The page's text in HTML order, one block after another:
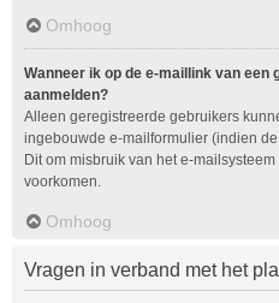
Omhoog
Wanneer ik op de e-maillink van een
aanmelden?
Alleen geregistreerde gebruikers
ingebouwde e-mailformulier (indien
Dit om misbruik van het e-
voorkomen.
Omhoog
Vragen in verband met het